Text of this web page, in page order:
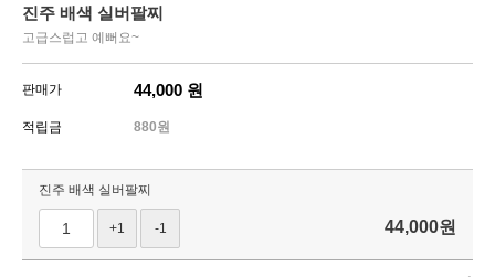
진주 배색 실버팔찌
고급스럽고 예뻐요~
판매가 44,000 원
적립금 880원
진주 배색 실버팔찌
+1 -1 44,000원